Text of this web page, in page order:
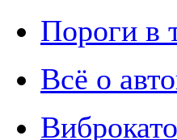
Пороги в
Всё о